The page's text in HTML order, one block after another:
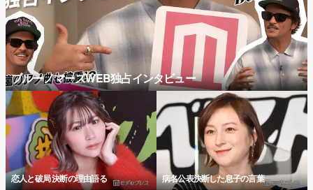
ブルーノマーズWEB独占インタビュー
恋人と破局 決断の理由語る 病名公表決断した息子の言葉